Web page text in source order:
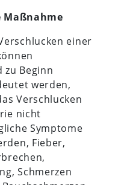
Maßnahme
einer
zu Beginn
werden,
Verschlucken
nicht
Symptome
Fieber,
Schmerzen